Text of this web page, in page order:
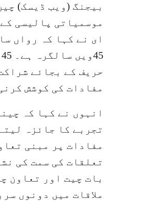
بیجنگ (ویب ڈیسک)
موسمیاتی پالیسی
ای نے کہا کہ رواں
حریف کے بجائے
مفادات کی کوشش
انہوں نے کہا کہ
تجربے کا جائزہ
مفادات پر مبنی
تعلقات کی سمت کی
بات چیت اور تعاون
ملاقات میں دونوں